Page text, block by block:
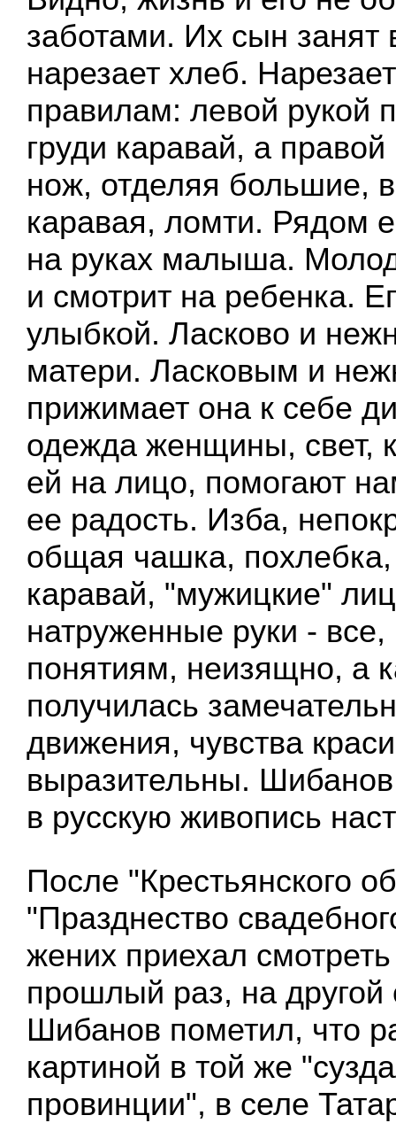
заботами. Их сын
нарезает хлеб.
правилам: левой рукой
груди каравай, а
нож, отделяя большие,
каравая, ломти. Рядом
на руках малыша.
и смотрит на ребенка.
улыбкой. Ласково и
матери. Ласковым и
прижимает она к себе
одежда женщины, свет,
ей на лицо, помогают
ее радость. Изба,
общая чашка,
каравай, "мужицкие"
натруженные руки - все,
понятиям, неизящно, а
получилась
движения, чувства
выразительны.
в русскую живопись
После "Крестьянского
"Празднество
жених приехал
прошлый раз, на другой
Шибанов пометил, что
картиной в той же
провинции", в селе